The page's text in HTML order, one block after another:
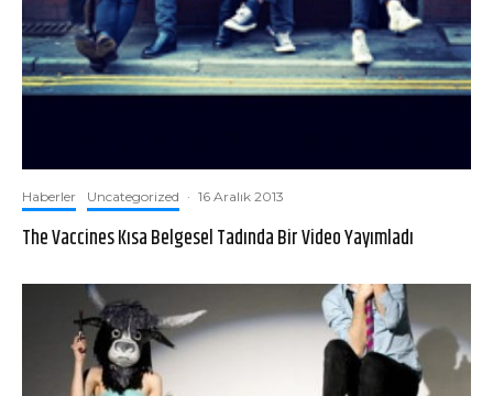
Haberler Uncategorized · 16 Aralık 2013
The Vaccines Kısa Belgesel Tadında Bir Video Yayımladı